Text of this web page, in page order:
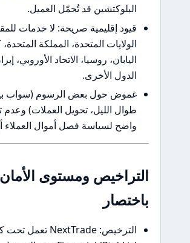
قد تُحمّل العميل.
إقليمية صريحة: لا خدمات للمقيمين في
المتحدة، المملكة المتحدة، كندا،
روسيا، الاتحاد الأوروبي، إيران وبعض
حول بعض الرسوم (سواب بيع/شراء
الليل، تحويل العملات) وعدم توثيق
لسياسة فصل أموال العملاء أو تأمينها.
ومستوى الأمان
الترخيص: NextTrade تعمل تحت كيان Riza